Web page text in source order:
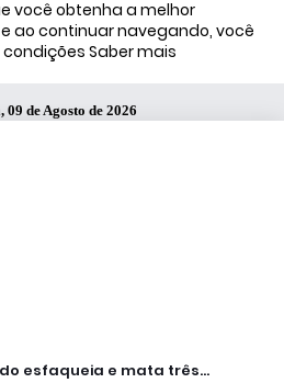
você obtenha a melhor
ao continuar navegando, você
Saber mais
09 de Agosto de 2026
esfaqueia e mata três